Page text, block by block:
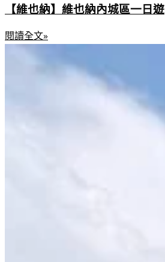
【維也納】維也納內城區一日遊
閱讀全文»